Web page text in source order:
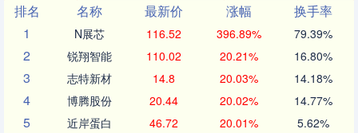
排名
名称 最新价 涨幅
换手率
1
N展芯 116.52 396.89% 79.39%
2 锐翔智能 110.02 20.21% 16.80%
3 志特新材 14.8 20.03% 14.18%
4 博腾股份 20.44 20.02% 14.77%
5 近岸蛋白 46.72 20.01% 5.62%